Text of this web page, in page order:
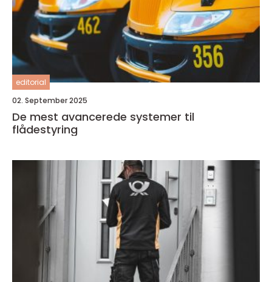
editorial
02. September 2025
De mest avancerede systemer til
flådestyring